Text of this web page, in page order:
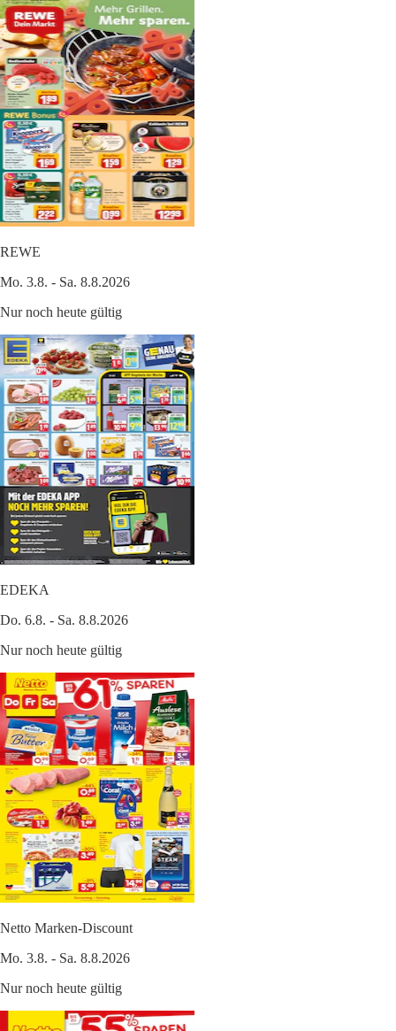
REWE
Mo. 3.8. - Sa. 8.8.2026
Nur noch heute gültig
EDEKA
Do. 6.8. - Sa. 8.8.2026
Nur noch heute gültig
Netto Marken-Discount
Mo. 3.8. - Sa. 8.8.2026
Nur noch heute gültig